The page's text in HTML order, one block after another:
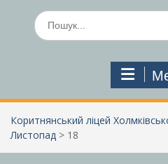
Шукати:
Коритнянський ліцей
Листопад > 18